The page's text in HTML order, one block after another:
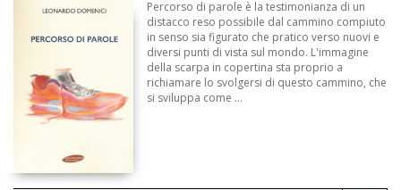
Percorso di parole è la testimonianza di un
distacco reso possibile dal cammino compiuto
in senso sia figurato che pratico verso nuovi e
diversi punti di vista sul mondo. L'immagine
della scarpa in copertina sta proprio a
richiamare lo svolgersi di questo cammino, che
si sviluppa come ...